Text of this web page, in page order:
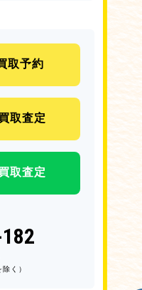
取予約
取査定
取査定
く）